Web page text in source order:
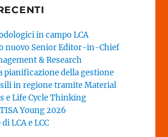
in campo LCA
nuovo Senior Editor-in-Chief
& Research
pianificazione della gestione
in regione tramite Material
e Life Cycle Thinking
Young 2026
LCA e LCC